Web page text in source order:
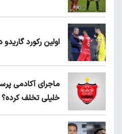
اولین رکورد
ماجرای آکادمی
خلیلی تخلف کرده؟